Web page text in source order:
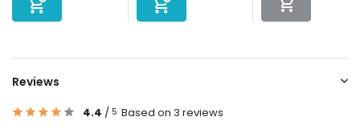
Reviews
4.4 / 5 Based on 3 reviews